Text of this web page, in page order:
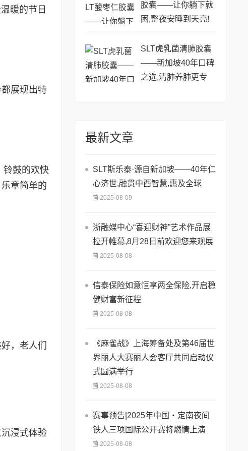
暖的节日
展现出特
铃鼓的欢快
章简单的
，老人们
浸式体验
胶囊——让你躺下就
困,整夜安睡到天亮!
SLT虎乳菌清肺胶囊
——新加坡40年口碑
之选,清肺养肺更专
最新文章
SLT斯乐泰·源自新加坡——40年仁
心济世,融贯中西智慧,惠及全球
2025-08-09
浙融媒中心“喜迎财神”艺术作品展
拉开帷幕,8月28日前欢迎您来观展
2025-08-08
信泰保险如意恒享两全保险,开启稳
健财富新征程
2025-08-08
《麻雀战》上海筹备处及第46届世
界丽人大赛丽人会客厅共同启动仪
式圆满举行
2025-08-08
赛事预告|2025年中国・定南夜间
铁人三项国际公开赛将燃情上演
2025-08-08